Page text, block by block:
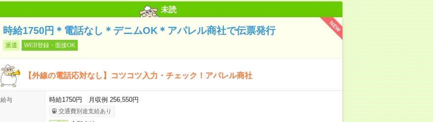
未読
NEW
時給1750円＊電話なし＊デニムOK＊アパレル商社で伝票発行
派遣 WEB登録・面接OK
【外線の電話応対なし】コツコツ入力・チェック！アパレル商社
給与 時給1750円 月収例 256,550円
交通費別途支給あり